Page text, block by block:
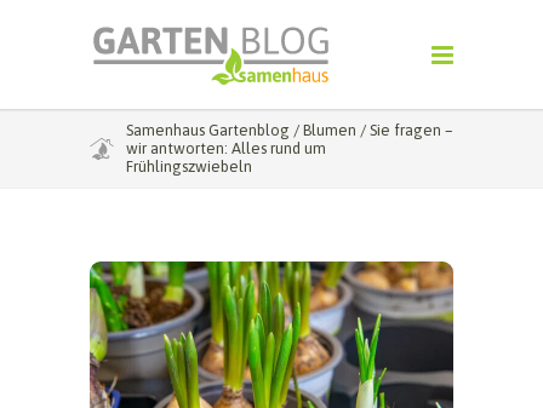
Samenhaus Gartenblog / Blumen / Sie fragen –
wir antworten: Alles rund um
Frühlingszwiebeln